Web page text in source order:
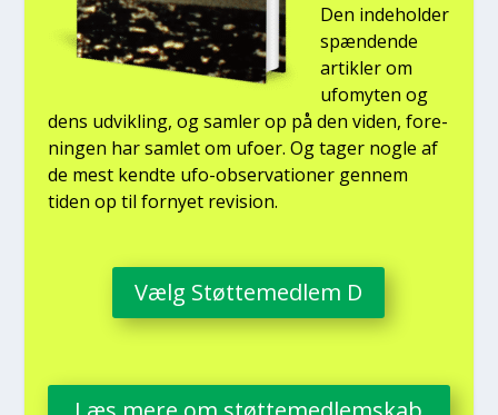
Den inde­hol­der
spæn­den­de
artik­ler om
ufo­myten og
dens udvik­ling, og sam­ler op på den viden, for­e­
nin­gen har sam­let om ufo­er. Og tager nog­le af
de mest kend­te ufo-obser­va­tio­ner gen­nem
tiden op til for­ny­et revi­sion.
Vælg Støt­te­med­lem D